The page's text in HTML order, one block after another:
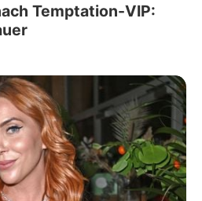
Temptation-VIP: